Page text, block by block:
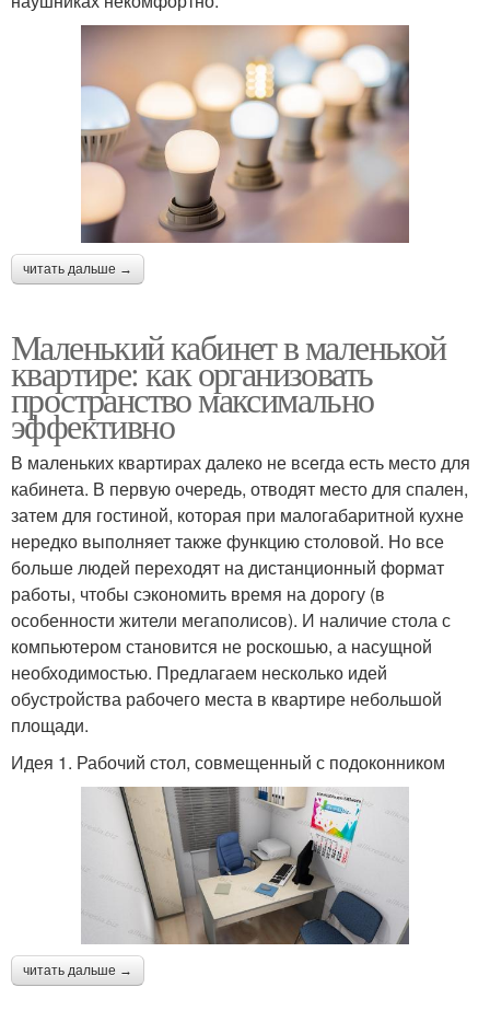
читать дальше →
Маленький кабинет в маленькой
квартире: как организовать
пространство максимально
эффективно
В маленьких квартирах далеко не всегда есть место для
кабинета. В первую очередь, отводят место для спален,
затем для гостиной, которая при малогабаритной кухне
нередко выполняет также функцию столовой. Но все
больше людей переходят на дистанционный формат
работы, чтобы сэкономить время на дорогу (в
особенности жители мегаполисов). И наличие стола с
компьютером становится не роскошью, а насущной
необходимостью. Предлагаем несколько идей
обустройства рабочего места в квартире небольшой
площади.
Идея 1. Рабочий стол, совмещенный с подоконником
читать дальше →